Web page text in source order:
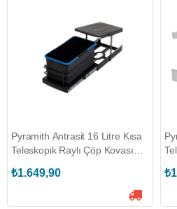
Pyramith Antrasit 16 Litre Kısa
Teleskopik Raylı Çöp Kovası
₺1.649,90